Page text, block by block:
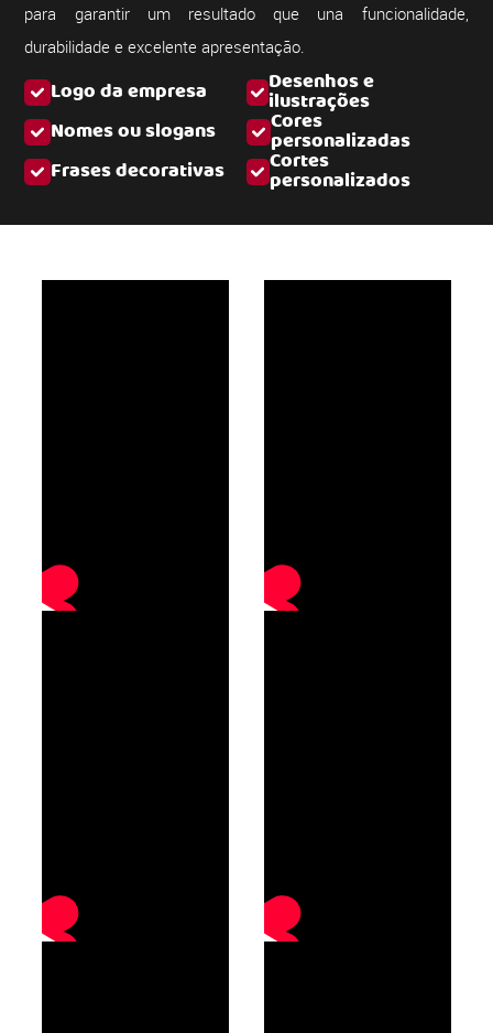
Logo da empresa Desenhos e
ilustrações
Nomes ou slogans
Cores
personalizadas
Frases decorativas
Cortes
personalizados
para garantir um resultado que una funcionalidade,
durabilidade e excelente apresentação.